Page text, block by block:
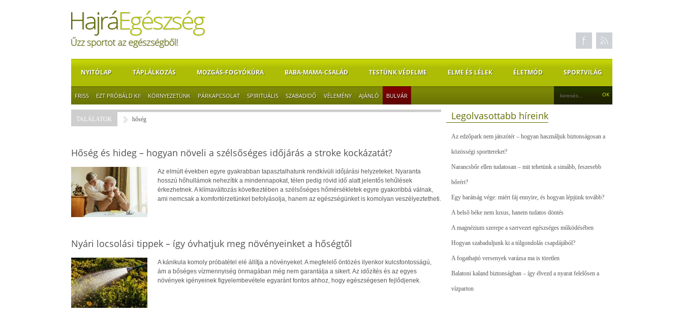
NYITÓLAP TÁPLÁLKOZÁS MOZGÁS-FOGYÓKÚRA BABA-MAMA-CSALÁD TESTÜNK VÉDELME ELME ÉS LÉLEK ÉLETMÓD SPORTVILÁG
FRISS EZT PRÓBÁLD KI! KÖRNYEZETÜNK PÁRKAPCSOLAT SPIRITUÁLIS SZABADIDŐ VÉLEMÉNY AJÁNLÓ BULVÁR
TALÁLATOK hőség
Hőség és hideg – hogyan növeli a szélsőséges időjárás a stroke kockázatát?
Az elmúlt években egyre gyakrabban tapasztalhatunk rendkívüli időjárási helyzeteket. Nyaranta
hosszú hőhullámok nehezítik a mindennapokat, télen pedig rövid idő alatt jelentős lehűlések
érkezhetnek. A klímaváltozás következtében a szélsőséges hőmérsékletek egyre gyakoribbá válnak,
ami nemcsak a komfortérzetünket befolyásolja, hanem az egészségünket is komolyan veszélyeztetheti.
Nyári locsolási tippek – így óvhatjuk meg növényeinket a hőségtől
A kánikula komoly próbatétel elé állítja a növényeket. A megfelelő öntözés ilyenkor kulcsfontosságú,
ám a bőséges vízmennyiség önmagában még nem garantálja a sikert. Az időzítés és az egyes
növények igényeinek figyelembevétele egyaránt fontos ahhoz, hogy egészségesen fejlődjenek.
Legolvasottabb híreink
Az edzőpark nem játszótér – hogyan használjuk biztonságosan a
közösségi sporttereket?
Narancsbőr ellen tudatosan – mit tehetünk a simább, feszesebb
bőrért?
Egy barátság vége: miért fáj ennyire, és hogyan lépjünk tovább?
A belső béke nem luxus, hanem tudatos döntés
A magnézium szerepe a szervezet egészséges működésében
Hogyan szabaduljunk ki a túlgondolás csapdájából?
A fogathajtó versenyek varázsa ma is töretlen
Balatoni kaland biztonságban – így élvezd a nyarat felelősen a
vízparton